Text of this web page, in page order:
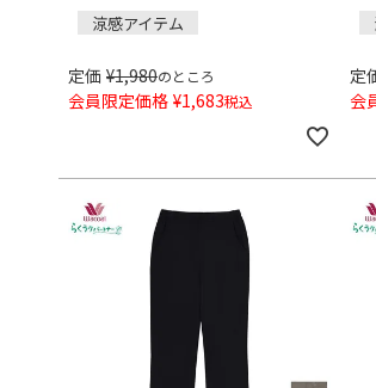
涼感アイテム
定価 ¥1,980のところ
会員限定価格 ¥1,683税込
定
会